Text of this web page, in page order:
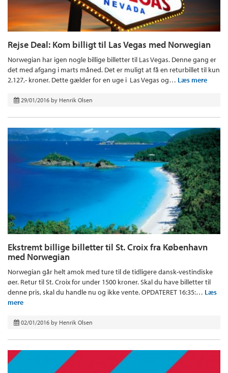
Rejse Deal: Kom billigt til Las Vegas med Norwegian
Norwegian har igen nogle billige billetter til Las Vegas. Denne gang er
det med afgang i marts måned. Det er muligt at få en returbillet til kun
2.127,- kroner. Dette gælder for en uge i Las Vegas og… Læs mere
29/01/2016 by Henrik Olsen
Ekstremt billige billetter til St. Croix fra København
med Norwegian
Norwegian går helt amok med ture til de tidligere dansk-vestindiske
øer. Retur til St. Croix for under 1500 kroner. Skal du have billetter til
denne pris, skal du handle nu og ikke vente. OPDATERET 16:35:… Læs
mere
02/01/2016 by Henrik Olsen